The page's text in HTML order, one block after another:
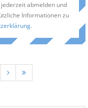
abmelden und
Informationen zu
.